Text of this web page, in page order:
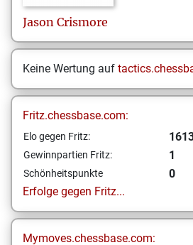
Jason Crismore
Keine Wertung auf
Fritz.chessbase.com:
Elo gegen Fritz:
Gewinnpartien Fritz: 1
Schönheitspunkte
0
Erfolge gegen Fritz...
Mymoves.chessbase.com: